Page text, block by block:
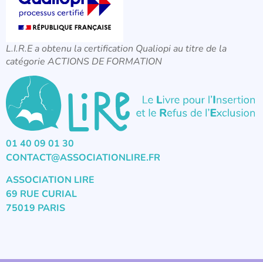
L.I.R.E a obtenu la certification Qualiopi au titre de la
catégorie ACTIONS DE FORMATION
01 40 09 01 30
CONTACT@ASSOCIATIONLIRE.FR
ASSOCIATION LIRE
69 RUE CURIAL
75019 PARIS